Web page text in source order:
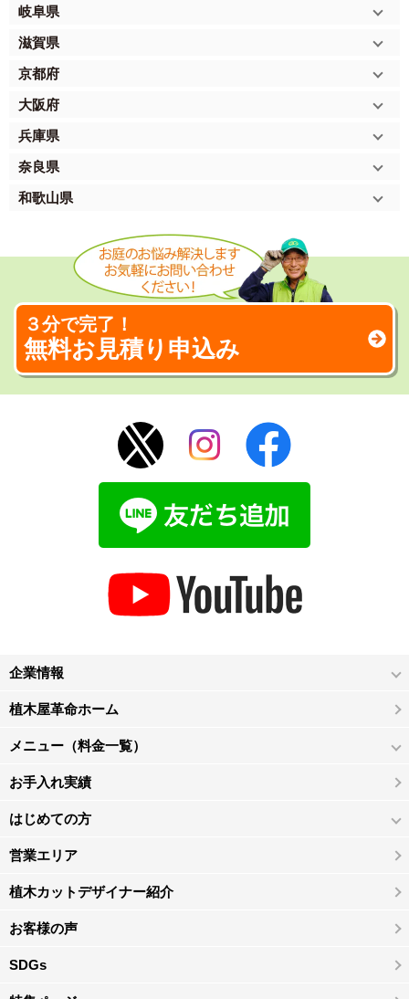
岐阜県
滋賀県
京都府
大阪府
兵庫県
奈良県
和歌山県
３分で完了！
無料お見積り申込み
企業情報
植木屋革命ホーム
メニュー（料金一覧）
お手入れ実績
はじめての方
営業エリア
植木カットデザイナー紹介
お客様の声
SDGs